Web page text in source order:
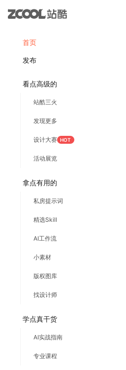
首页
发布
看点高级的
站酷三火
发现更多
设计大赛 HOT
活动展览
拿点有用的
私房提示词
精选Skill
AI工作流
小素材
版权图库
找设计师
学点真干货
AI实战指南
专业课程